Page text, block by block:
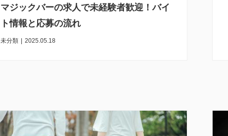
マジックバーの求人で未経験者歓迎！バイ
ト情報と応募の流れ
未分類 | 2025.05.18